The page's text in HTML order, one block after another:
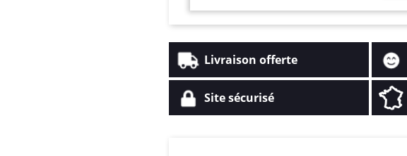
Livraison offerte
Site sécurisé